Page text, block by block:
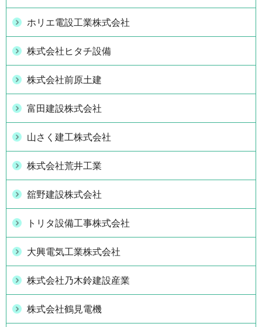
ホリエ電設工業株式会社
株式会社ヒタチ設備
株式会社前原土建
富田建設株式会社
山さく建工株式会社
株式会社荒井工業
舘野建設株式会社
トリタ設備工事株式会社
大興電気工業株式会社
株式会社乃木鈴建設産業
株式会社鶴見電機